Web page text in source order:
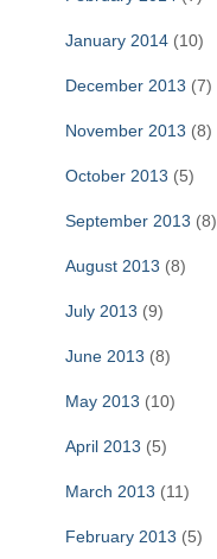
January 2014 (10)
December 2013 (7)
November 2013 (8)
October 2013 (5)
September 2013 (8)
August 2013 (8)
July 2013 (9)
June 2013 (8)
May 2013 (10)
April 2013 (5)
March 2013 (11)
February 2013 (5)